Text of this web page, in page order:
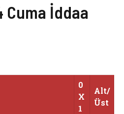
Cuma İddaa
0
X
1
Alt/
Üst